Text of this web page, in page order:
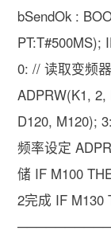
bSendOk :
PT:T#500MS);
0: // 读取变频
ADPRW(K1,
D120, M120);
频率设定
储 IF M100
2完成 IF M130